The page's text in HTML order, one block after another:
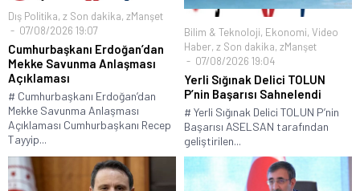
Dış Politika, z Son dakika, zManşet
07/08/2026 19:07
Cumhurbaşkanı Erdoğan’dan
Mekke Savunma Anlaşması
Açıklaması
# Cumhurbaşkanı Erdoğan’dan
Mekke Savunma Anlaşması
Açıklaması Cumhurbaşkanı Recep
Tayyip...
Bilim & Teknoloji, Ekonomi, Video
Haber, z Son dakika, zManşet
07/08/2026 19:04
Yerli Sığınak Delici TOLUN
P’nin Başarısı Sahnelendi
# Yerli Sığınak Delici TOLUN P’nin
Başarısı ASELSAN tarafından
geliştirilen...